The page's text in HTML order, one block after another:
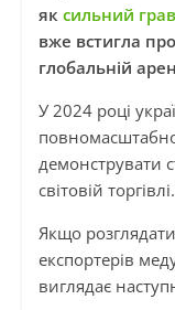
як сильний
вже встигла
глобальній
У 2024 році
демонструвати
світовій торгівлі.
Якщо
експортерів
виглядає